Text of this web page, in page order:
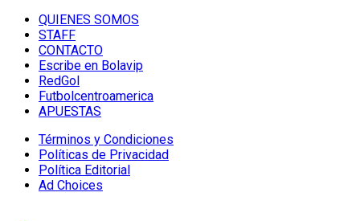
QUIENES SOMOS
STAFF
CONTACTO
Escribe en Bolavip
RedGol
Futbolcentroamerica
APUESTAS
Términos y Condiciones
Políticas de Privacidad
Política Editorial
Ad Choices